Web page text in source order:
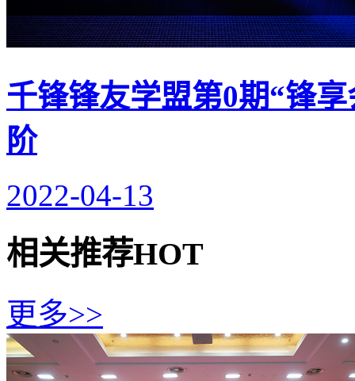
千锋锋友学盟第0期“锋
阶
2022-04-13
相关推荐HOT
更多>>